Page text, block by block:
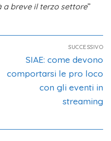
a breve il terzo settore”
SUCCESSIVO
SIAE: come devono
comportarsi le pro loco
con gli eventi in
streaming